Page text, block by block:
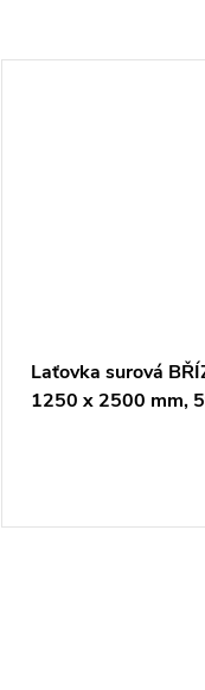
Laťovka surová
1250 x 2500 mm,